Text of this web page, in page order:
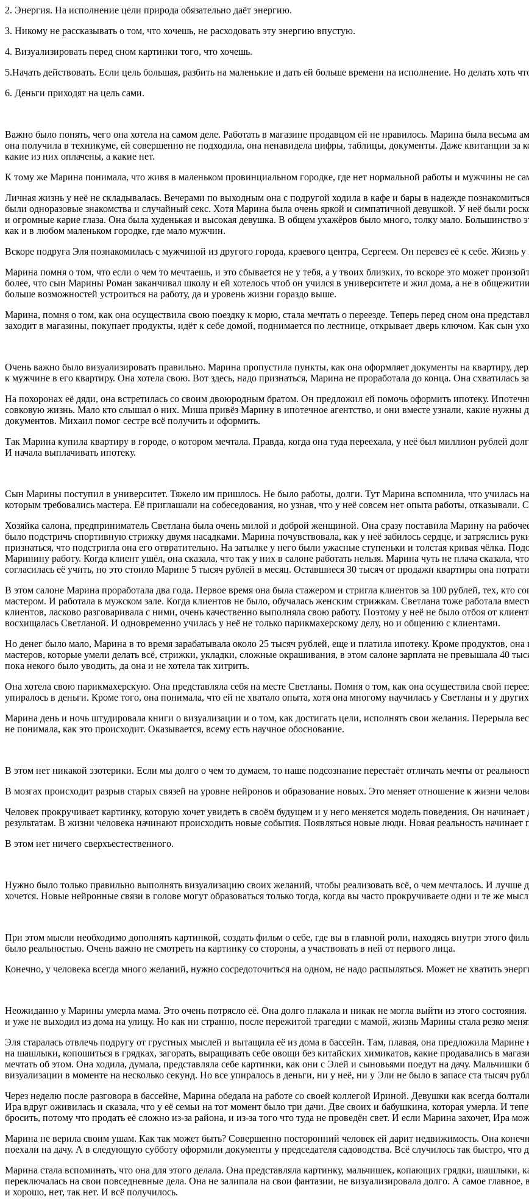
2. Энергия. На исполнение цели природа обязательно даёт энергию.
3. Никому не рассказывать о том, что хочешь, не расходовать эту энергию впустую.
4. Визуализировать перед сном картинки того, что хочешь.
5.Начать действовать. Если цель большая, разбить на маленькие и дать ей больше времени на исполнение. Но делать хоть
6. Деньги приходят на цель сами.
Важно было понять, чего она хотела на самом деле. Работать в магазине продавцом ей не нравилось. Марина была весьма
она получила в техникуме, ей совершенно не подходила, она ненавидела цифры, таблицы, документы. Даже квитанции за
какие из них оплачены, а какие нет.
К тому же Марина понимала, что живя в маленьком провинциальном городке, где нет нормальной работы и мужчины не
Личная жизнь у неё не складывалась. Вечерами по выходным она с подругой ходила в кафе и бары в надежде
были одноразовые знакомства и случайный секс. Хотя Марина была очень яркой и симпатичной девушкой. У неё были
и огромные карие глаза. Она была худенькая и высокая девушка. В общем ухажёров было много, толку мало.
как и в любом маленьком городке, где мало мужчин.
Вскоре подруга Эля познакомилась с мужчиной из другого города, краевого центра, Сергеем. Он перевез её к себе. Жизнь у
Марина помня о том, что если о чем то мечтаешь, и это сбывается не у тебя, а у твоих близких, то вскоре это может
более, что сын Марины Роман заканчивал школу и ей хотелось чтоб он учился в университете и жил дома, а не в
больше возможностей устроиться на работу, да и уровень жизни гораздо выше.
Марина, помня о том, как она осуществила свою поездку к морю, стала мечтать о переезде. Теперь перед сном она
заходит в магазины, покупает продукты, идёт к себе домой, поднимается по лестнице, открывает дверь ключом. Как сын
Очень важно было визуализировать правильно. Марина пропустила пункты, как она оформляет документы на квартиру,
к мужчине в его квартиру. Она хотела свою. Вот здесь, надо признаться, Марина не проработала до конца. Она
На похоронах её дяди, она встретилась со своим двоюродным братом. Он предложил ей помочь оформить ипотеку.
совковую жизнь. Мало кто слышал о них. Миша привёз Марину в ипотечное агентство, и они вместе узнали, какие нужны
документов. Михаил помог сестре всё получить и оформить.
Так Марина купила квартиру в городе, о котором мечтала. Правда, когда она туда переехала, у неё был миллион рублей
И начала выплачивать ипотеку.
Сын Марины поступил в университет. Тяжело им пришлось. Не было работы, долги. Тут Марина вспомнила, что училась на
которым требовались мастера. Её приглашали на собеседования, но узнав, что у неё совсем нет опыта работы,
Хозяйка салона, предприниматель Светлана была очень милой и доброй женщиной. Она сразу поставила Марину на
было подстричь спортивную стрижку двумя насадками. Марина почувствовала, как у неё забилось сердце, и затряслись
признаться, что подстригла она его отвратительно. На затылке у него были ужасные ступеньки и толстая кривая чёлка.
Маринину работу. Когда клиент ушёл, она сказала, что так у них в салоне работать нельзя. Марина чуть не плача сказала,
согласилась её учить, но это стоило Марине 5 тысяч рублей в месяц. Оставшиеся 30 тысяч от продажи квартиры она
В этом салоне Марина проработала два года. Первое время она была стажером и стригла клиентов за 100 рублей, тех, кто
мастером. И работала в мужском зале. Когда клиентов не было, обучалась женским стрижкам. Светлана тоже работала
клиентов, ласково разговаривала с ними, очень качественно выполняла свою работу. Поэтому у неё не было отбоя от
восхищалась Светланой. И одновременно училась у неё не только парикмахерскому делу, но и общению с клиентами.
Но денег было мало, Марина в то время зарабатывала около 25 тысяч рублей, еще и платила ипотеку. Кроме продуктов,
мастеров, которые умели делать всё, стрижки, укладки, сложные окрашивания, в этом салоне зарплата не превышала 40
пока некого было уводить, да она и не хотела так хитрить.
Она хотела свою парикмахерскую. Она представляла себя на месте Светланы. Помня о том, как она осуществила свой
упиралось в деньги. Кроме того, она понимала, что ей не хватало опыта, хотя она многому научилась у Светланы и у других
Марина день и ночь штудировала книги о визуализации и о том, как достигать цели, исполнять свои желания. Перерыла
не понимала, как это происходит. Оказывается, всему есть научное обоснование.
В этом нет никакой эзотерики. Если мы долго о чем то думаем, то наше подсознание перестаёт отличать мечты от
В мозгах происходит разрыв старых связей на уровне нейронов и образование новых. Это меняет отношение к жизни
Человек прокручивает картинку, которую хочет увидеть в своём будущем и у него меняется модель поведения. Он
результатам. В жизни человека начинают происходить новые события. Появляться новые люди. Новая реальность начинает
В этом нет ничего сверхъестественного.
Нужно было только правильно выполнять визуализацию своих желаний, чтобы реализовать всё, о чем мечталось. И лучше
хочется. Новые нейронные связи в голове могут образоваться только тогда, когда вы часто прокручиваете одни и те же
При этом мысли необходимо дополнять картинкой, создать фильм о себе, где вы в главной роли, находясь внутри этого
было реальностью. Очень важно не смотреть на картинку со стороны, а участвовать в ней от первого лица.
Конечно, у человека всегда много желаний, нужно сосредоточиться на одном, не надо распыляться. Может не хватить
Неожиданно у Марины умерла мама. Это очень потрясло её. Она долго плакала и никак не могла выйти из этого
и уже не выходил из дома на улицу. Но как ни странно, после пережитой трагедии с мамой, жизнь Марины стала резко
Эля старалась отвлечь подругу от грустных мыслей и вытащила её из дома в бассейн. Там, плавая, она предложила
на шашлыки, копошиться в грядках, загорать, выращивать себе овощи без китайских химикатов, какие продавались в
мечтать об этом. Она ходила, думала, представляла себе картинки, как они с Элей и сыновьями поедут на дачу.
визуализации в моменте на несколько секунд. Но все упиралось в деньги, ни у неё, ни у Эли не было в запасе ста тысяч
Через неделю после разговора в бассейне, Марина обедала на работе со своей коллегой Ириной. Девушки как всегда
Ира вдруг оживилась и сказала, что у её семьи на тот момент было три дачи. Две своих и бабушкина, которая умерла. И
бросить, потому что продать её сложно из-за района, и из-за того что туда не проведён свет. И если Марина захочет, Ира
Марина не верила своим ушам. Как так может быть? Совершенно посторонний человек ей дарит недвижимость. Она
поехали на дачу. А в следующую субботу оформили документы у председателя садоводства. Всё случилось так быстро, что
Марина стала вспоминать, что она для этого делала. Она представляла картинку, мальчишек, копающих грядки, шашлыки,
переключалась на свои повседневные дела. Она не залипала на свои фантазии, не визуализировала долго. А самое
и хорошо, нет, так нет. И всё получилось.